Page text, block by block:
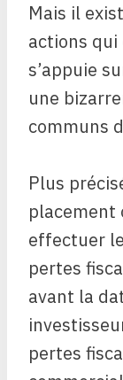
Mais il
actions
s’appuie
une
communs
Plus
placement
effectuer
pertes
avant la
pertes